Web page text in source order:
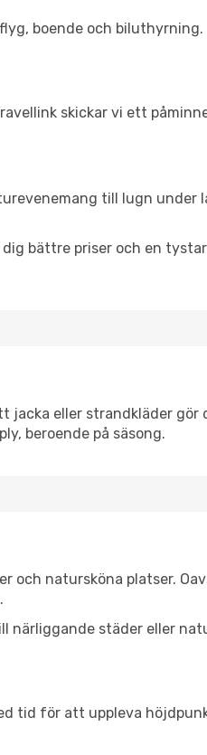
boende och biluthyrning.
skickar vi ett
till lugn under
bättre priser och en
jacka eller strandkläder
beroende på säsong.
och natursköna platser.
närliggande städer eller
tid för att uppleva